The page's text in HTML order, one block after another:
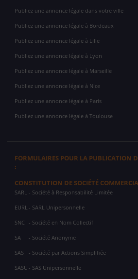
Publiez une annonce légale dans votre ville
Publiez une annonce légale à Bordeaux
Publiez une annonce légale à Lille
Publiez une annonce légale à Lyon
Publiez une annonce légale à Marseille
Publiez une annonce légale à Nice
Publiez une annonce légale à Paris
Publiez une annonce légale à Toulouse
FORMULAIRES POUR LA PUBLICATION
:
CONSTITUTION DE SOCIÉTÉ
SARL - Société à Responsabilité Limitée
EURL - SARL Unipersonnelle
SNC - Société en Nom Collectif
SA - Société Anonyme
SAS - Société par Actions Simplifiée
SASU - SAS Unipersonnelle